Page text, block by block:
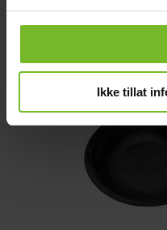
Ikke tillat
Vikt (kg):0,2
Recensioner
Köp fler få 15%